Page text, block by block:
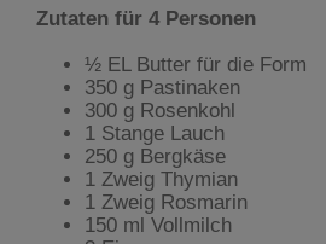
Zutaten für 4 Personen
½ EL Butter für die Form
350 g Pastinaken
300 g Rosenkohl
1 Stange Lauch
250 g Bergkäse
1 Zweig Thymian
1 Zweig Rosmarin
150 ml Vollmilch